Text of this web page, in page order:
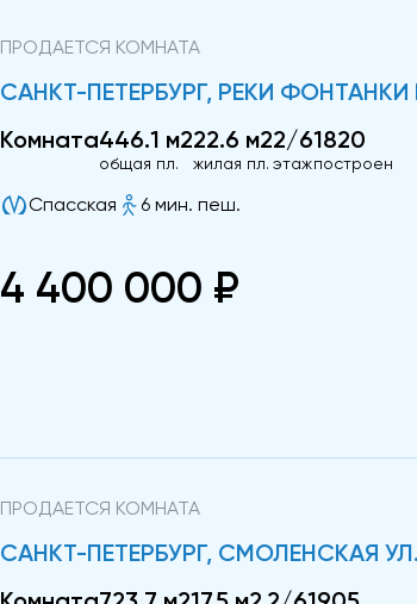
ПРОДАЕТСЯ КОМНАТА
САНКТ-ПЕТЕРБУРГ, РЕКИ ФОНТАНКИ
Комната446.1 м2
общая пл.
22.6 м2
жилая пл.
2/6
этаж
1820
построен
Спасская 6 мин. пеш.
4 400 000 ₽
ПРОДАЕТСЯ КОМНАТА
САНКТ-ПЕТЕРБУРГ, СМОЛЕНСКАЯ